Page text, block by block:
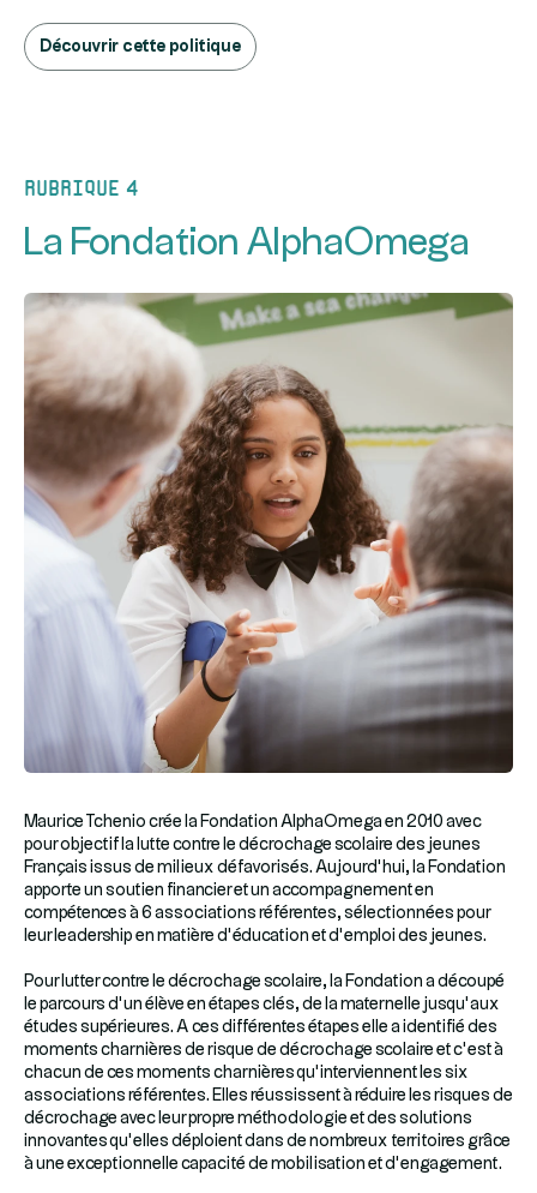
Découvrir cette politique
Rubrique 4
La Fondation AlphaOmega
Maurice Tchenio crée la Fondation AlphaOmega en 2010 avec
pour objectif la lutte contre le décrochage scolaire des jeunes
Français issus de milieux défavorisés. Aujourd’hui, la Fondation
apporte un soutien financier et un accompagnement en
compétences à 6 associations référentes, sélectionnées pour
leur leadership en matière d’éducation et d’emploi des jeunes.
Pour lutter contre le décrochage scolaire, la Fondation a découpé
le parcours d’un élève en étapes clés, de la maternelle jusqu’aux
études supérieures. A ces différentes étapes elle a identifié des
moments charnières de risque de décrochage scolaire et c’est à
chacun de ces moments charnières qu’interviennent les six
associations référentes. Elles réussissent à réduire les risques de
décrochage avec leur propre méthodologie et des solutions
innovantes qu’elles déploient dans de nombreux territoires grâce
à une exceptionnelle capacité de mobilisation et d’engagement.